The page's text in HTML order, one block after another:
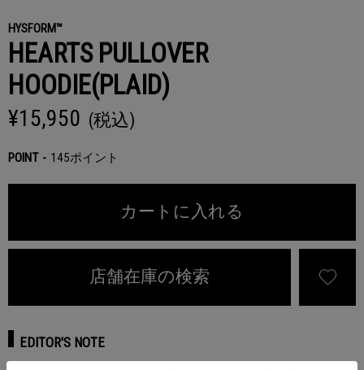
HYSFORM™
HEARTS PULLOVER
HOODIE(PLAID)
¥15,950 (税込)
POINT 145ポイント
カートに入れる
店舗在庫の検索
EDITOR'S NOTE